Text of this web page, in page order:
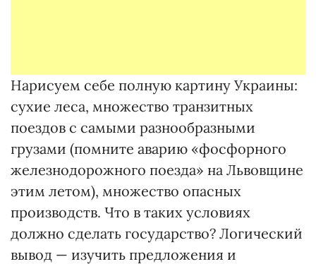
Нарисуем себе полную картину Украины:
сухие леса, множество транзитных
поездов с самыми разнообразными
грузами (помните аварию «фосфорного
железнодорожного поезда» на Львовщине
этим летом), множество опасных
производств. Что в таких условиях
должно сделать государство? Логический
вывод — изучить предложения и